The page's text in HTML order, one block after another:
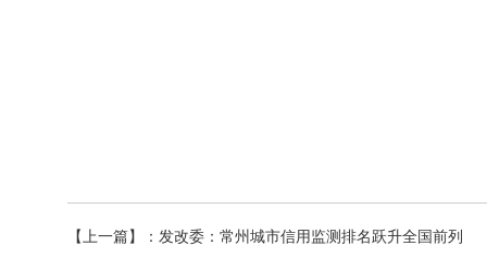
【上一篇】： 发改委：常州城市信用监测排名跃升全国前列